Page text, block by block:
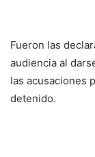
Fueron las
audiencia al
las acusaciones
detenido.